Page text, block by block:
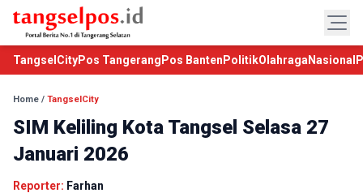
TangselCityPos Tangerang Pos Banten PolitikOlahraga Nasional
Home / TangselCity
SIM Keliling Kota Tangsel Selasa 27
Januari 2026
Reporter: Farhan